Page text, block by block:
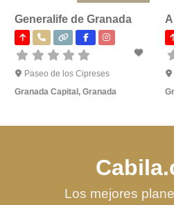
Generalife de Granada
Paseo de los Cipreses
Granada Capital, Granada
Los mejores